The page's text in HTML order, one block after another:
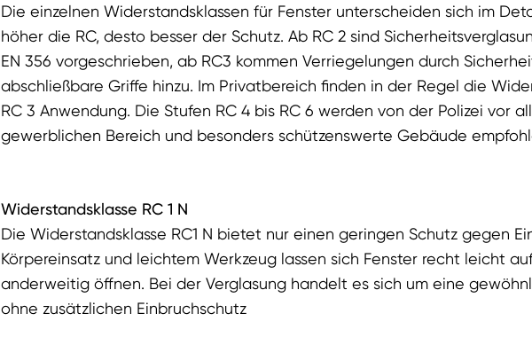
Die einzelnen Widerstandsklassen für Fenster unterscheiden sich im
höher die RC, desto besser der Schutz. Ab RC 2 sind
EN 356 vorgeschrieben, ab RC3 kommen Verriegelungen durch
abschließbare Griffe hinzu. Im Privatbereich finden in der Regel die
RC 3 Anwendung. Die Stufen RC 4 bis RC 6 werden von der Polizei vor
gewerblichen Bereich und besonders schützenswerte Gebäude
Widerstandsklasse RC 1 N
Die Widerstandsklasse RC1 N bietet nur einen geringen Schutz gegen
Körpereinsatz und leichtem Werkzeug lassen sich Fenster recht leicht
anderweitig öffnen. Bei der Verglasung handelt es sich um eine
ohne zusätzlichen Einbruchschutz